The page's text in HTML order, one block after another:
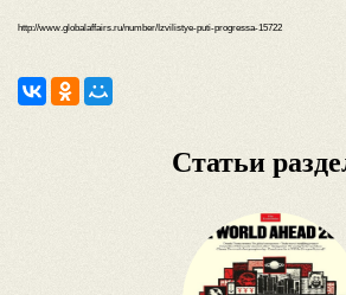
http://www.globalaffairs.ru/number/Izvilistye-puti-progressa-15722
Статьи